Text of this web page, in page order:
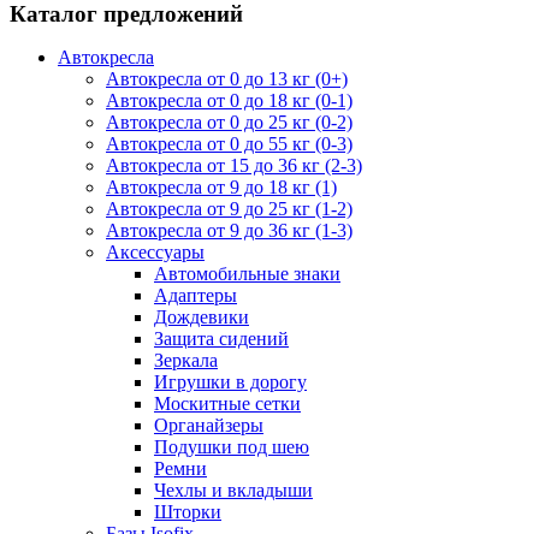
Каталог предложений
Автокресла
Автокресла от 0 до 13 кг (0+)
Автокресла от 0 до 18 кг (0-1)
Автокресла от 0 до 25 кг (0-2)
Автокресла от 0 до 55 кг (0-3)
Автокресла от 15 до 36 кг (2-3)
Автокресла от 9 до 18 кг (1)
Автокресла от 9 до 25 кг (1-2)
Автокресла от 9 до 36 кг (1-3)
Аксессуары
Автомобильные знаки
Адаптеры
Дождевики
Защита сидений
Зеркала
Игрушки в дорогу
Москитные сетки
Органайзеры
Подушки под шею
Ремни
Чехлы и вкладыши
Шторки